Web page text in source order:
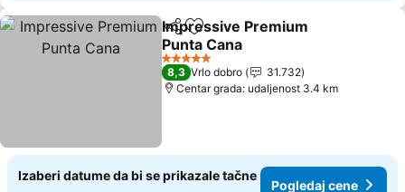
Deli Dodati u favorite
Impressive Premium
Punta Cana
5 Zvezdice
8,3 Vrlo dobro
31.732
Centar grada: udaljenost 3.4 km
Izaberi datume da bi se prikazale tačne
Pogledaj cene